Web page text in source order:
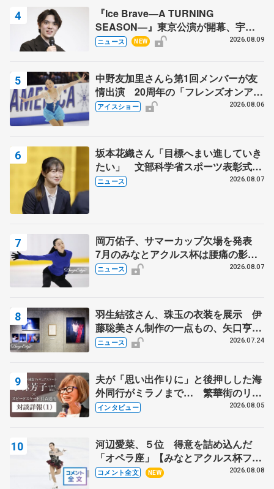
『Ice Brave―A TURNING
SEASON―』東京公演が開幕、宇野
昌磨の『Ice Brave』にかける思いを
ニュース NEW 2026.08.09
中野友加里さんら第1回メンバーが友
情出演 20周年の「フレンズオンアイ
ス」 宮本賢二さん、有川梨絵さん、
アイスショー 2026.08.06
坂本花織さん「目標へまい進していき
たい」 文部科学省スポーツ表彰式で
代表謝辞
ニュース 2026.08.07
岡万佑子、サマーカップ欠場を発表
7月のみなとアクルス杯は腰痛の影響
で
ニュース 2026.08.07
羽生結弦さん、珠玉の衣装を展示 伊
藤聡美さん制作の一点もの、矢口亨さ
んが撮影
ニュース 2026.07.24
夫が「思い出作りに」と後押しした海
外同行がミラノまで… 繁華街のリン
クでは不良のお兄さんも味方に 小林
インタビュー 2026.08.05
河辺愛菜、５位 得意を詰め込んだ
「オペラ座」【みなとアクルス杯フリ
ー】
コメント全文 NEW 2026.08.08